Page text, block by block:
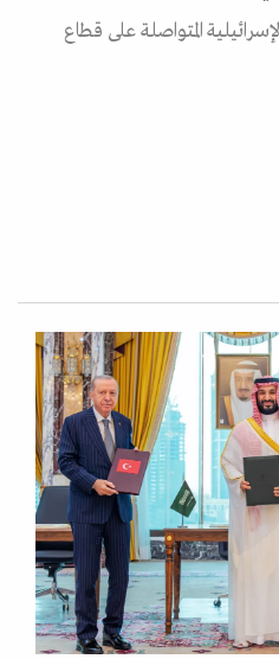
المتواصلة على قطاع